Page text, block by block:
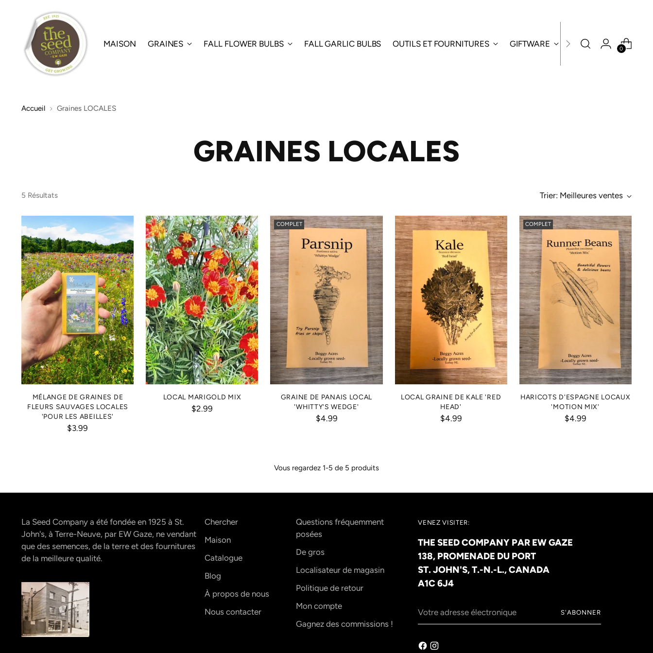
MAISON GRAINES FALL FLOWER BULBS FALL GARLIC BULBS OUTILS ET FOURNITURES GIFTWARE GAZE'S SPECIALS
0
Accueil Graines LOCALES
GRAINES LOCALES
5 Résultats Trier: Meilleures ventes
MÉLANGE DE GRAINES DE
FLEURS SAUVAGES LOCALES
'POUR LES ABEILLES'
$3.99
LOCAL MARIGOLD MIX
$2.99
COMPLET
GRAINE DE PANAIS LOCAL
'WHITTY'S WEDGE'
$4.99
LOCAL GRAINE DE KALE 'RED
HEAD'
$4.99
COMPLET
HARICOTS D'ESPAGNE LOCAUX
'MOTION MIX'
$4.99
Vous regardez 1-5 de 5 produits
La Seed Company a été fondée en 1925 à St.
John's, à Terre-Neuve, par EW Gaze, ne vendant
que des semences, de la terre et des fournitures
de la meilleure qualité.
Chercher
Maison
Catalogue
Blog
À propos de nous
Nous contacter
Questions fréquemment
posées
De gros
Localisateur de magasin
Politique de retour
Mon compte
Gagnez des commissions !
VENEZ VISITER:
THE SEED COMPANY PAR EW GAZE
138, PROMENADE DU PORT
ST. JOHN'S, T.-N.-L., CANADA
A1C 6J4
adresse
S'ABONNER